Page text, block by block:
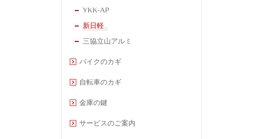
YKK-AP
新日軽
三協立山アルミ
バイクのカギ
自転車のカギ
金庫の鍵
サービスのご案内